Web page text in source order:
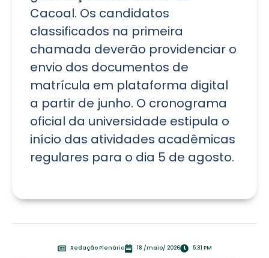
Cacoal. Os candidatos
classificados na primeira
chamada deverão providenciar o
envio dos documentos de
matrícula em plataforma digital
a partir de junho. O cronograma
oficial da universidade estipula o
início das atividades acadêmicas
regulares para o dia 5 de agosto.
Redação Plenário 18 /maio/ 2026 5:31 PM